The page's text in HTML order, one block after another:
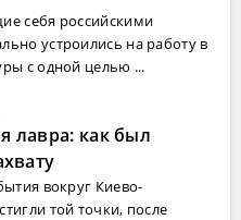
себя российскими
устроились на работу в
с одной целью ...
лавра: как был
вокруг Киево-
той точки, после